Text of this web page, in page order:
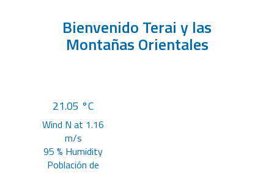
Bienvenido Terai y las
Montañas Orientales
21.05 °C
Wind N at 1.16
m/s
95 % Humidity
Población de